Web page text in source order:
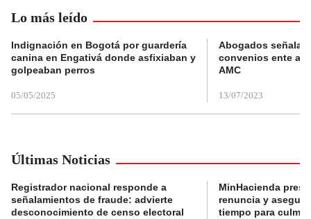
Lo más leído
Indignación en Bogotá por guardería
canina en Engativá donde asfixiaban y
golpeaban perros
05/05/2025
Abogados
convenios ente
AMC
13/07/2023
Últimas Noticias
Registrador nacional responde a
señalamientos de fraude: advierte
desconocimiento de censo electoral
MinHacienda
renuncia y
tiempo para